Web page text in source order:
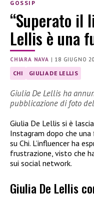
GOSSIP
“Superato il
Lellis è una
CHIARA NAVA | 18 GIUGNO
CHI GIULIA DE LELLIS
Giulia De Lellis ha
pubblicazione di foto
Giulia De Lellis si è
Instagram dopo che
su Chi. L’influencer ha
frustrazione, visto che
sui social network.
Giulia De Lellis